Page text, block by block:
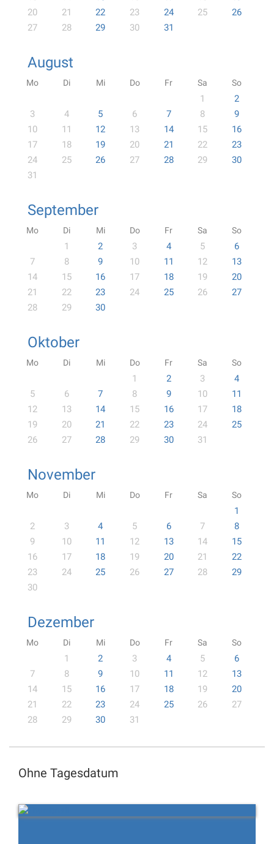
20
21 22 23 24 25
26
27
28 29 30 31
August
Mo Di Mi Do Fr Sa So
1
2
3
4 5 6 7 8
9
10
11 12 13 14 15
16
17
18 19 20 21 22
23
24
25 26 27 28 29
30
31
September
Mo Di Mi Do Fr Sa So
1 2 3 4 5
6
7
8 9 10 11 12
13
14
15 16 17 18 19
20
21
22 23 24 25 26
27
28
29 30
Oktober
Mo Di Mi Do Fr Sa So
1 2 3
4
5
6 7 8 9 10
11
12
13 14 15 16 17
18
19
20 21 22 23 24
25
26
27 28 29 30 31
November
Mo Di Mi Do Fr Sa So
1
2
3 4 5 6 7
8
9
10 11 12 13 14
15
16
17 18 19 20 21
22
23
24 25 26 27 28
29
30
Dezember
Mo Di Mi Do Fr Sa So
1 2 3 4 5
6
7
8 9 10 11 12
13
14
15 16 17 18 19
20
21
22 23 24 25 26
27
28
29 30 31
Ohne Tagesdatum